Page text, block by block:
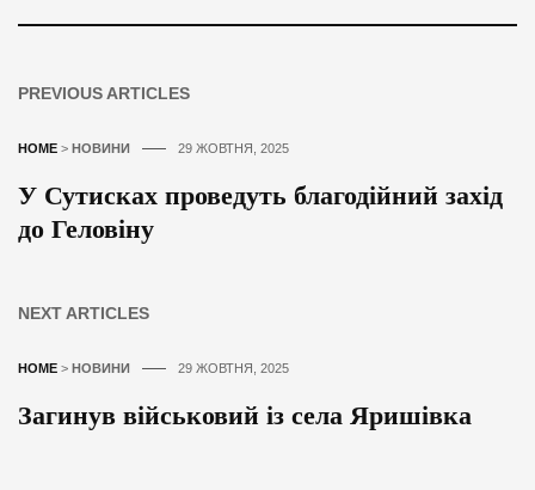
PREVIOUS ARTICLES
HOME > НОВИНИ 29 ЖОВТНЯ, 2025
У Сутисках проведуть благодійний захід
до Геловіну
NEXT ARTICLES
HOME > НОВИНИ 29 ЖОВТНЯ, 2025
Загинув військовий із села Яришівка